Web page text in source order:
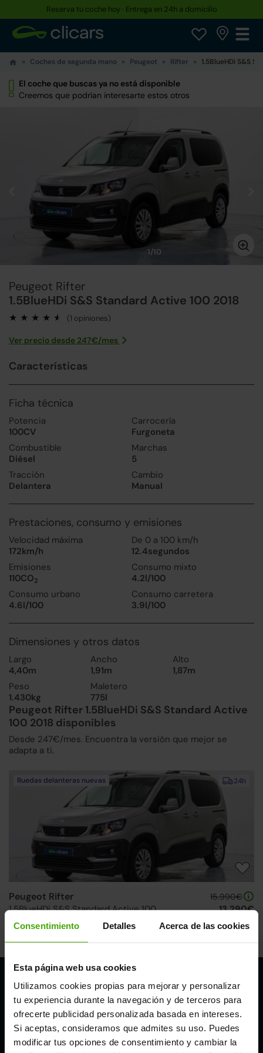
Consentimiento Detalles Acerca de las cookies
Esta página web usa cookies
Utilizamos cookies propias para mejorar y personalizar
tu experiencia durante la navegación y de terceros para
ofrecerte publicidad personalizada basada en intereses.
Si aceptas, consideramos que admites su uso. Puedes
modificar tus opciones de consentimiento y cambiar la
Reserva tu coche hoy · Entrega en 24h a domicilio
Coches de segunda mano Peugeot Rifter 1.5BlueHDi S&S
El coche que buscas ya no está disponible
Creemos que podrían interesarte estos otros
1/10
Peugeot Rifter
1.5BlueHDi S&S Standard Active 100 2018
(1 opiniones)
Ver precio desde 247€/mes
Características
Ficha técnica
Potencia
100CV
Carrocería
Furgoneta
Combustible
Diésel
Marchas
5
Tracción
Delantera
Cambio
Manual
Prestaciones, consumo y emisiones
Velocidad máxima
172km/h
De 0 a 100 km/h
12.4segundos
Emisiones
110CO2
Consumo mixto
4.2l/100
Consumo urbano
4.6l/100
Consumo carretera
3.9l/100
Dimensiones y otros datos
Largo
4,40m
Ancho
1,91m
Alto
1,87m
Peso
1.430kg
Maletero
775l
Peugeot Rifter 1.5BlueHDi S&S Standard Active
100 2018 disponibles
Desde 247€/mes. Encuentra la versión que mejor se
adapta a ti.
24h
Ruedas delanteras nuevas
Peugeot Rifter
1.5BlueHDi S&S Standard Active 100
2019 | 62.469km | 100CV | Manual
15.990€
13.290€
Nuestros puntos de venta Clicars:
Alicante
Córdoba